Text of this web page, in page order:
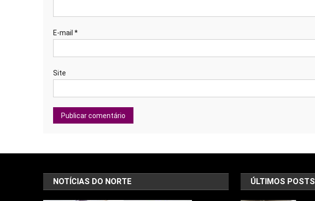
E-mail *
Site
NOTÍCIAS DO NORTE ÚLTIMOS POSTS